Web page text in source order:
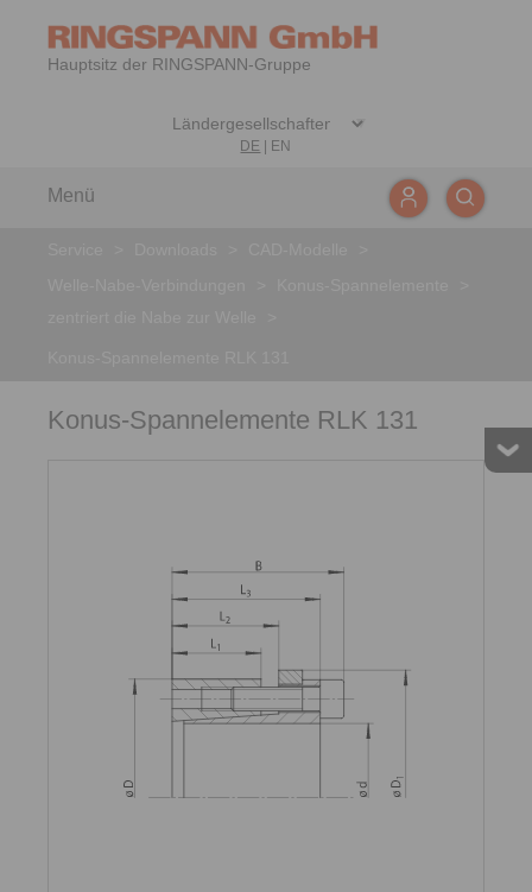
Hauptsitz der RINGSPANN-Gruppe
DE EN
Menü
Konus-Spannelemente RLK 131